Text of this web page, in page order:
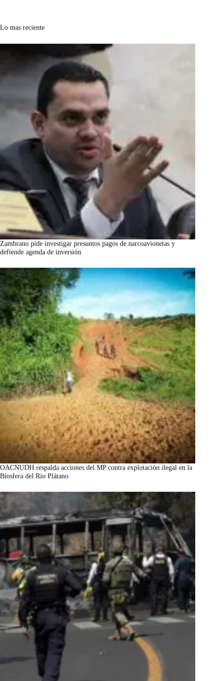
Lo mas reciente
Zambrano pide investigar presuntos pagos de narcoavionetas y
defiende agenda de inversión
OACNUDH respalda acciones del MP contra explotación ilegal en la
Biosfera del Río Plátano